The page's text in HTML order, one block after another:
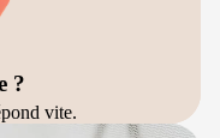
?
vite.